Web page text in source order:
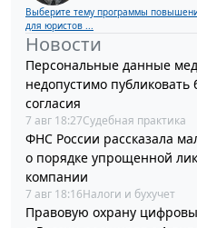
Выберите тему программы
для юристов ...
Новости
Персональные данные
недопустимо публиковать
согласия
7 авг 18:27Судебная практика
ФНС России рассказала
о порядке упрощенной
компании
7 авг 18:16Налоги и бухучет
Правовую охрану